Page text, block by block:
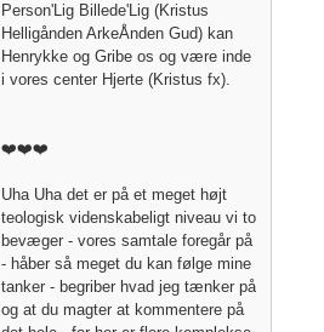
Person'Lig Billede'Lig (Kristus
Helligånden ArkeÅnden Gud) kan
Henrykke og Gribe os og være inde
i vores center Hjerte (Kristus fx).
❤️❤️❤️
Uha Uha det er på et meget højt
teologisk videnskabeligt niveau vi to
bevæger - vores samtale foregår på
- håber så meget du kan følge mine
tanker - begriber hvad jeg tænker på
og at du magter at kommentere på